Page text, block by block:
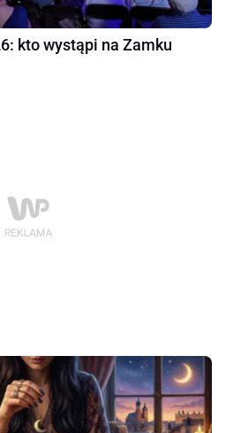
kto wystąpi na Zamku